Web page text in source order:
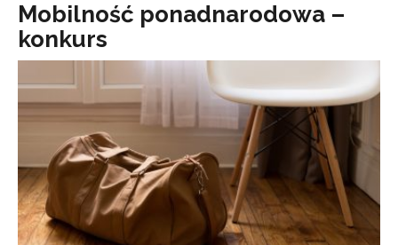
Mobilność ponadnarodowa –
konkurs